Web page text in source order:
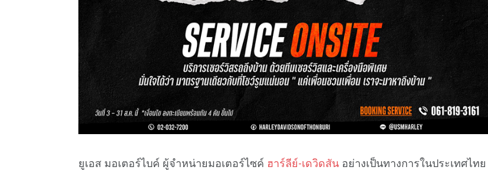
ยูเอส มอเตอร์ไบค์ ผู้จำหน่ายมอเตอร์ไซค์ ฮาร์ลีย์-เดวิดสัน อย่างเป็นทางการในประเทศไทย